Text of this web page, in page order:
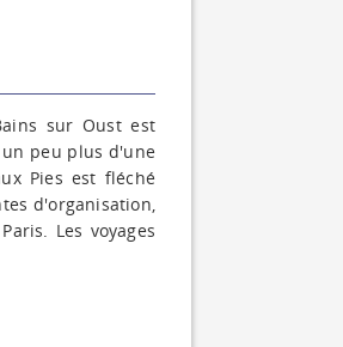
sur Oust est
un peu plus d'une
Pies est fléché
d'organisation,
Les voyages